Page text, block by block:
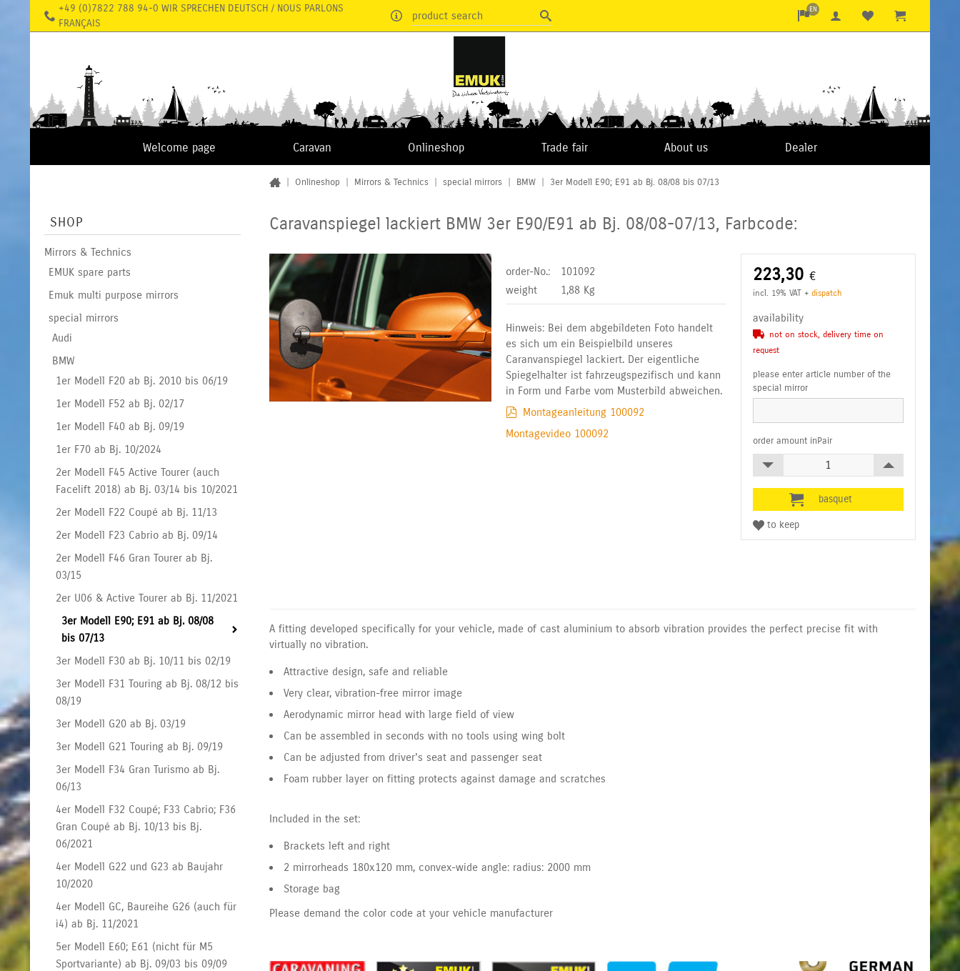
+49 (0)7822 788 94-0 WIR SPRECHEN DEUTSCH / NOUS PARLONS
FRANÇAIS
product search EN
Welcome page Caravan Onlineshop Trade fair About us Dealer
SHOP
Mirrors & Technics
EMUK spare parts
Emuk multi purpose mirrors
special mirrors
Audi
BMW
1er Modell F20 ab Bj. 2010 bis 06/19
1er Modell F52 ab Bj. 02/17
1er Modell F40 ab Bj. 09/19
1er F70 ab Bj. 10/2024
2er Modell F45 Active Tourer (auch
Facelift 2018) ab Bj. 03/14 bis 10/2021
2er Modell F22 Coupé ab Bj. 11/13
2er Modell F23 Cabrio ab Bj. 09/14
2er Modell F46 Gran Tourer ab Bj.
03/15
2er U06 & Active Tourer ab Bj. 11/2021
3er Modell E90; E91 ab Bj. 08/08
bis 07/13
3er Modell F30 ab Bj. 10/11 bis 02/19
3er Modell F31 Touring ab Bj. 08/12 bis
08/19
3er Modell G20 ab Bj. 03/19
3er Modell G21 Touring ab Bj. 09/19
3er Modell F34 Gran Turismo ab Bj.
06/13
4er Modell F32 Coupé; F33 Cabrio; F36
Gran Coupé ab Bj. 10/13 bis Bj.
06/2021
4er Modell G22 und G23 ab Baujahr
10/2020
4er Modell GC, Baureihe G26 (auch für
i4) ab Bj. 11/2021
5er Modell E60; E61 (nicht für M5
Sportvariante) ab Bj. 09/03 bis 09/09
Onlineshop Mirrors & Technics special mirrors BMW 3er Modell E90; E91 ab Bj. 08/08 bis 07/13
Caravanspiegel lackiert BMW 3er E90/E91 ab Bj. 08/08-07/13, Farbcode:
order-No.:
101092
weight
1,88 Kg
Hinweis: Bei dem abgebildeten Foto handelt
es sich um ein Beispielbild unseres
Caranvanspiegel lackiert. Der eigentliche
Spiegelhalter ist fahrzeugspezifisch und kann
in Form und Farbe vom Musterbild abweichen.
Montageanleitung 100092
Montagevideo 100092
223,30 €
incl. 19% VAT +dispatch
availability
not on stock, delivery time on
request
order amount inPair
please enter article number of the
special mirror
A fitting developed specifically for your vehicle, made of cast aluminium to absorb vibration provides the perfect precise fit with
virtually no vibration.
Attractive design, safe and reliable
Very clear, vibration-free mirror image
Aerodynamic mirror head with large field of view
Can be assembled in seconds with no tools using wing bolt
Can be adjusted from driver's seat and passenger seat
Foam rubber layer on fitting protects against damage and scratches
Included in the set:
Brackets left and right
2 mirrorheads 180x120 mm, convex-wide angle: radius: 2000 mm
Storage bag
Please demand the color code at your vehicle manufacturer